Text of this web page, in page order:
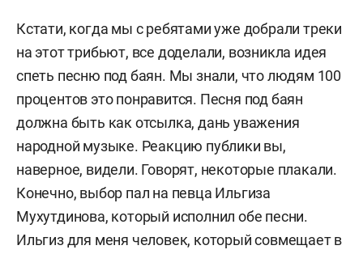
Кстати, когда мы с ребятами уже добрали треки
на этот трибьют, все доделали, возникла идея
спеть песню под баян. Мы знали, что людям 100
процентов это понравится. Песня под баян
должна быть как отсылка, дань уважения
народной музыке. Реакцию публики вы,
наверное, видели. Говорят, некоторые плакали.
Конечно, выбор пал на певца Ильгиза
Мухутдинова, который исполнил обе песни.
Ильгиз для меня человек, который совмещает в